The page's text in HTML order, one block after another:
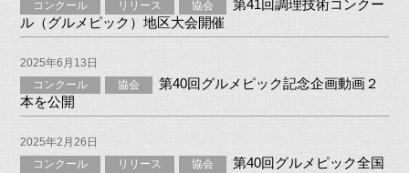
コンクール
リリース 協会
第41回調理技術コンクー
ル（グルメピック）地区大会開催
2025年6月13日
コンクール
協会
第40回グルメピック記念企画動画２
本を公開
2025年2月26日
コンクール
リリース 協会
第40回グルメピック全国